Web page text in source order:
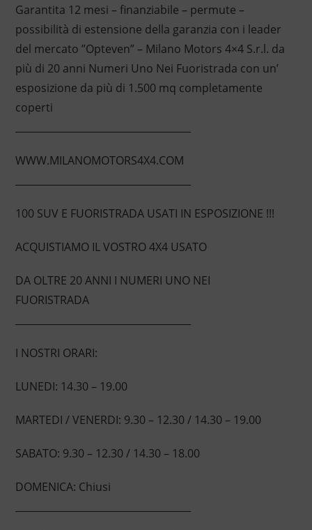
Garantita 12 mesi – finanziabile – permute –
possibilità di estensione della garanzia con i leader
del mercato ”Opteven” – Milano Motors 4×4 S.r.l. da
più di 20 anni Numeri Uno Nei Fuoristrada con un’
esposizione da più di 1.500 mq completamente
coperti
WWW.MILANOMOTORS4X4.COM
100 SUV E FUORISTRADA USATI IN ESPOSIZIONE !!!
ACQUISTIAMO IL VOSTRO 4X4 USATO
DA OLTRE 20 ANNI I NUMERI UNO NEI
FUORISTRADA
I NOSTRI ORARI:
LUNEDI: 14.30 – 19.00
MARTEDI / VENERDI: 9.30 – 12.30 / 14.30 – 19.00
SABATO: 9.30 – 12.30 / 14.30 – 18.00
DOMENICA: Chiusi